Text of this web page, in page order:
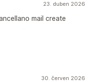
23. duben 2026
mail create
30. červen 2026